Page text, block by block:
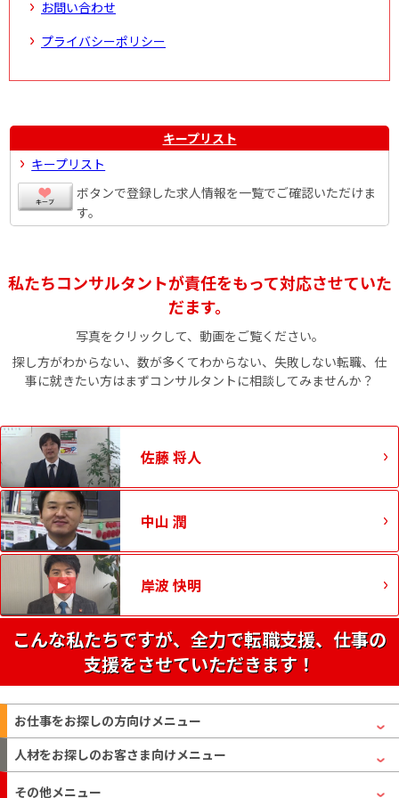
お問い合わせ
プライバシーポリシー
キープリスト
キープリスト
ボタンで登録した求人情報を一覧でご確認いただけま
す。
私たちコンサルタントが責任をもって対応させていた
だます。
写真をクリックして、動画をご覧ください。
探し方がわからない、数が多くてわからない、失敗しない転職、仕
事に就きたい方はまずコンサルタントに相談してみませんか？
佐藤 将人
中山 潤
岸波 快明
こんな私たちですが、全力で転職支援、仕事の
支援をさせていただきます！
お仕事をお探しの方向けメニュー
人材をお探しのお客さま向けメニュー
その他メニュー